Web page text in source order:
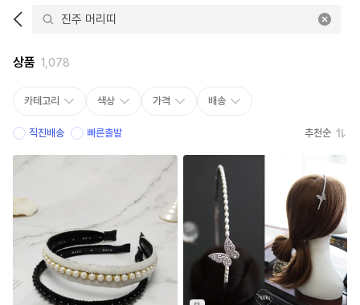
상품 1,078
카테고리 색상 가격 배송
직진배송 빠른출발 추천순